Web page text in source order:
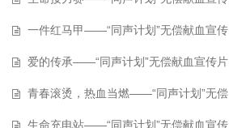
一件红马甲——“同声计划”无偿献血宣传片（作品071）
爱的传承——“同声计划”无偿献血宣传片（作品070）
青春滚烫，热血当燃——“同声计划”无偿献血宣传片（作品069）
生命充电站——“同声计划”无偿献血宣传片（作品066）